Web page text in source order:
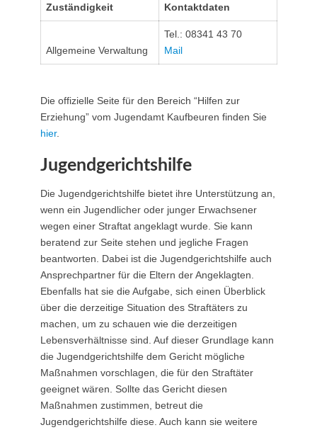
Zuständigkeit Kontaktdaten
Allgemeine Verwaltung
Tel.: 08341 43 70
Mail
Die offizielle Seite für den Bereich “Hilfen zur
Erziehung” vom Jugendamt Kaufbeuren finden Sie
hier.
Jugendgerichtshilfe
Die Jugendgerichtshilfe bietet ihre Unterstützung an,
wenn ein Jugendlicher oder junger Erwachsener
wegen einer Straftat angeklagt wurde. Sie kann
beratend zur Seite stehen und jegliche Fragen
beantworten. Dabei ist die Jugendgerichtshilfe auch
Ansprechpartner für die Eltern der Angeklagten.
Ebenfalls hat sie die Aufgabe, sich einen Überblick
über die derzeitige Situation des Straftäters zu
machen, um zu schauen wie die derzeitigen
Lebensverhältnisse sind. Auf dieser Grundlage kann
die Jugendgerichtshilfe dem Gericht mögliche
Maßnahmen vorschlagen, die für den Straftäter
geeignet wären. Sollte das Gericht diesen
Maßnahmen zustimmen, betreut die
Jugendgerichtshilfe diese. Auch kann sie weitere